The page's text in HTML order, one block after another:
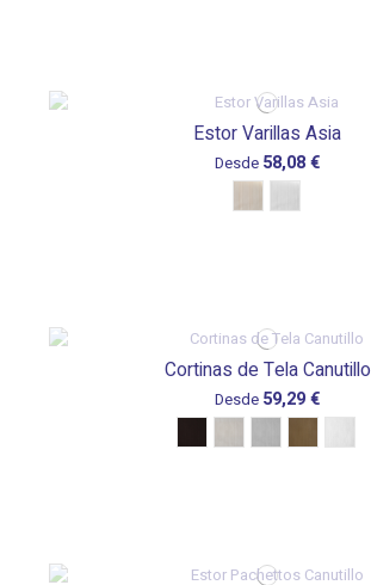
Estor Varillas Asia
Desde 58,08 €
Cortinas de Tela Canutillo
Desde 59,29 €